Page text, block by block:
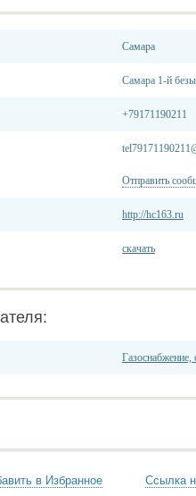
Самара
Самара 1-й
+79171190211
Отправить
http://hc163.ru
скачать
Газоснабжение,
в Избранное Ссылка